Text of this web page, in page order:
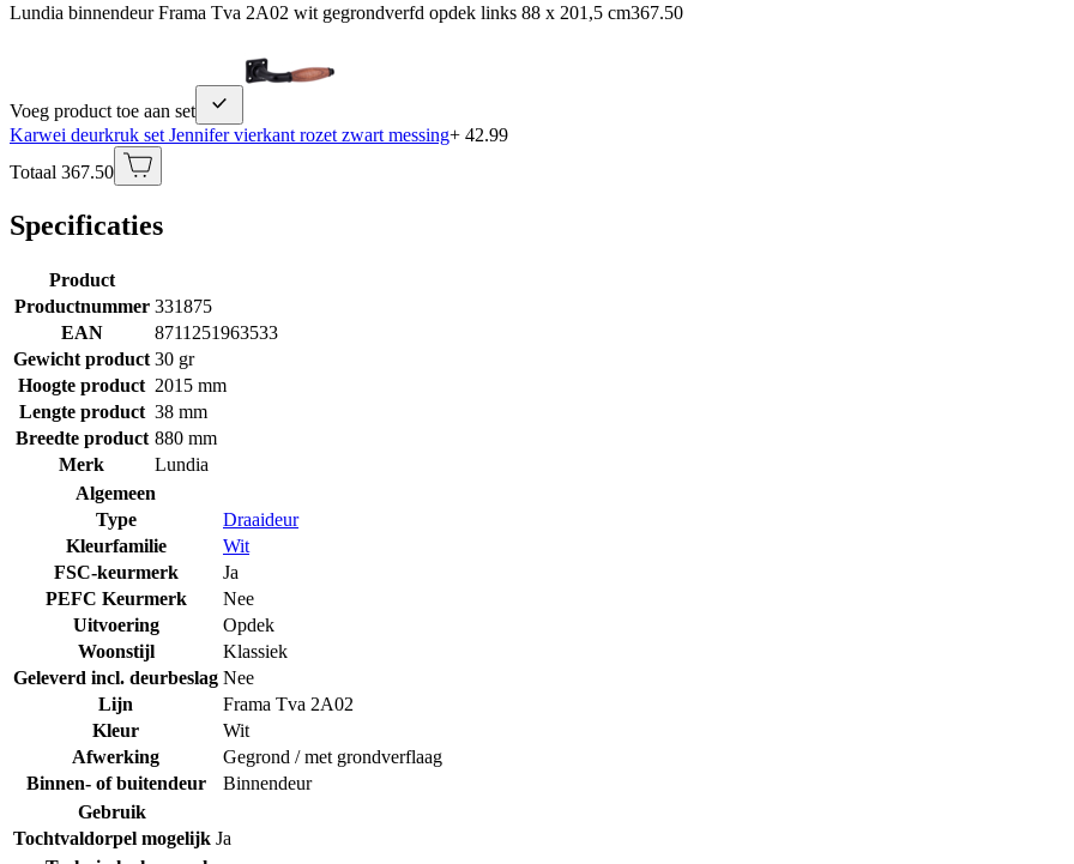
Lundia binnendeur Frama Tva 2A02 wit gegrondverfd opdek links 88 x 201,5 cm367.50
Voeg product toe aan set
Karwei deurkruk set Jennifer vierkant rozet zwart messing+ 42.99
Totaal 367.50
Specificaties
Product
Productnummer 331875
EAN
8711251963533
Gewicht product 30 gr
Hoogte product 2015 mm
Lengte product 38 mm
Breedte product 880 mm
Merk
Lundia
Algemeen
Type
Draaideur
Kleurfamilie
Wit
FSC-keurmerk
Ja
PEFC Keurmerk
Nee
Uitvoering
Opdek
Woonstijl
Klassiek
Geleverd incl. deurbeslag Nee
Lijn
Frama Tva 2A02
Kleur
Wit
Afwerking
Gegrond / met grondverflaag
Binnen- of buitendeur
Binnendeur
Gebruik
Tochtvaldorpel mogelijk Ja